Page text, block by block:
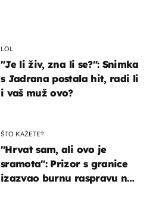
LOL
"Je li živ, zna li se?": Snimka
s Jadrana postala hit, radi li
i vaš muž ovo?
ŠTO KAŽETE?
"Hrvat sam, ali ovo je
sramota": Prizor s granice
izazvao burnu raspravu na